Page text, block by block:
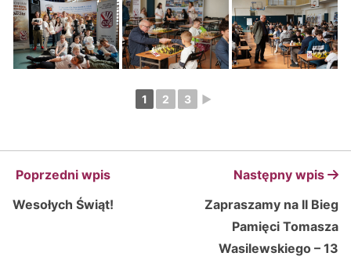
1 2 3 ►
Poprzedni wpis
Wesołych Świąt!
Następny wpis
Zapraszamy na II Bieg
Pamięci Tomasza
Wasilewskiego – 13